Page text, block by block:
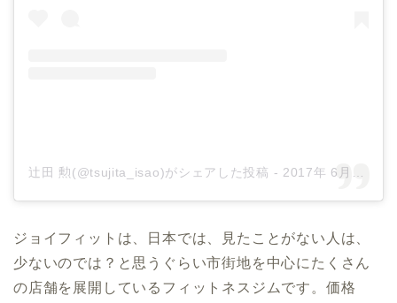
辻田 勲(@tsujita_isao)がシェアした投稿 - 2017年 6月月6日午前6時56分PDT
ジョイフィットは、日本では、見たことがない人は、
少ないのでは？と思うぐらい市街地を中心にたくさん
の店舗を展開しているフィットネスジムです。価格